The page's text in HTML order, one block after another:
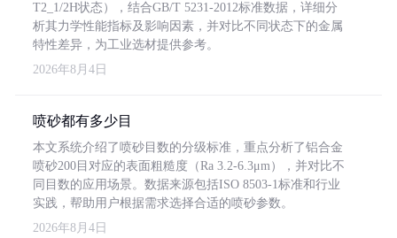
T2_1/2H状态），结合GB/T 5231-2012标准数据，详细分
析其力学性能指标及影响因素，并对比不同状态下的金属
特性差异，为工业选材提供参考。
2026年8月4日
喷砂都有多少目
本文系统介绍了喷砂目数的分级标准，重点分析了铝合金
喷砂200目对应的表面粗糙度（Ra 3.2-6.3μm），并对比不
同目数的应用场景。数据来源包括ISO 8503-1标准和行业
实践，帮助用户根据需求选择合适的喷砂参数。
2026年8月4日